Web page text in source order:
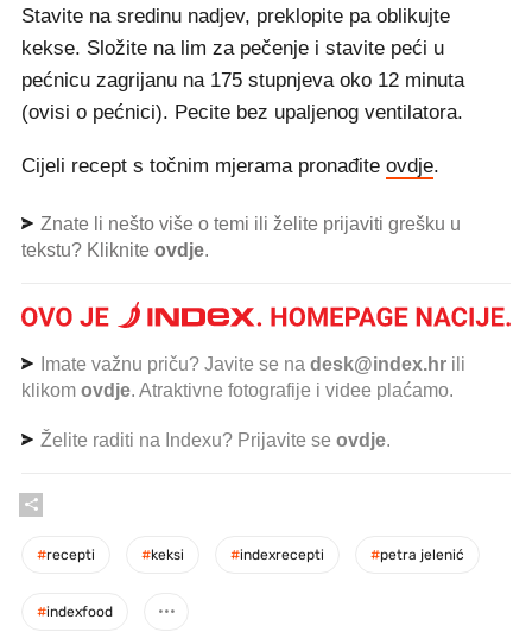
Stavite na sredinu nadjev, preklopite pa oblikujte
kekse. Složite na lim za pečenje i stavite peći u
pećnicu zagrijanu na 175 stupnjeva oko 12 minuta
(ovisi o pećnici). Pecite bez upaljenog ventilatora.
Cijeli recept s točnim mjerama pronađite ovdje.
Znate li nešto više o temi ili želite prijaviti grešku u
tekstu? Kliknite ovdje.
Imate važnu priču? Javite se na desk@index.hr ili
klikom ovdje. Atraktivne fotografije i videe plaćamo.
Želite raditi na Indexu? Prijavite se ovdje.
#recepti #keksi #indexrecepti #petra jelenić
#indexfood